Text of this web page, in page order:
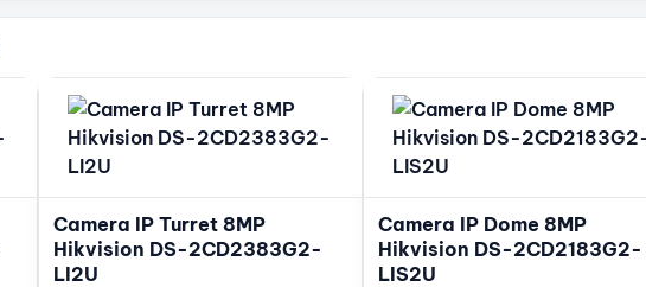
Camera IP Turret 8MP
Hikvision DS-2CD2383G2-
LI2U
Camera IP Dome 8MP
Hikvision DS-2CD2183G2-
LIS2U